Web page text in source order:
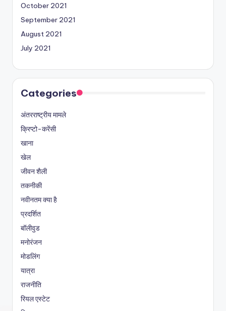
October 2021
September 2021
August 2021
July 2021
Categories
अंतरराष्ट्रीय मामले
क्रिप्टो-करेंसी
खाना
खेल
जीवन शैली
तकनीकी
नवीनतम क्या है
प्रदर्शित
बॉलीवुड
मनोरंजन
मोडलिंग
यात्रा
राजनीति
रियल एस्टेट